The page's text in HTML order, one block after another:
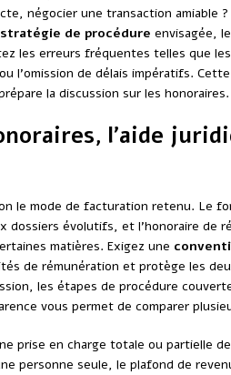
négocier une transaction amiable
stratégie de procédure envisagée,
les erreurs fréquentes telles que
l’omission de délais impératifs.
la discussion sur les honoraires.
l’aide
le mode de facturation retenu. Le
dossiers évolutifs, et l’honoraire de
matières. Exigez une
de rémunération et protège les
les étapes de procédure
vous permet de comparer
prise en charge totale ou partielle
personne seule, le plafond de